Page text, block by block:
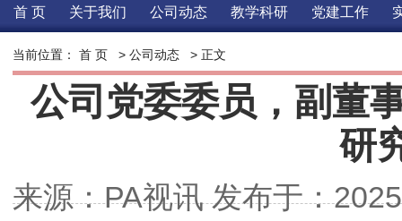
首页 关于我们 公司动态 教学科研 党建工作
当前位置： 首页 > 公司动态 >正文
公司党委委员，副董
研
来源：PA视讯发布于：